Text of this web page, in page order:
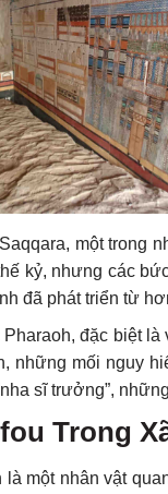
một trong
kỷ, nhưng các
đã phát triển từ
đặc biệt
những mối nguy
sĩ trưởng”,
Trong
một nhân vật